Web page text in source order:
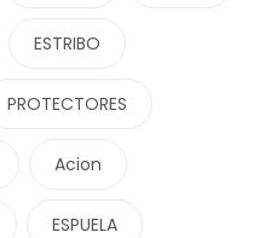
ESTRIBO
PROTECTORES
Acion
ESPUELA